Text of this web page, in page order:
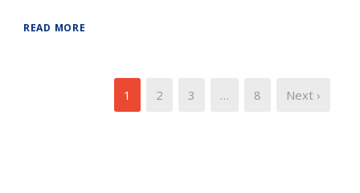
READ MORE
1 2 3 … 8 Next ›